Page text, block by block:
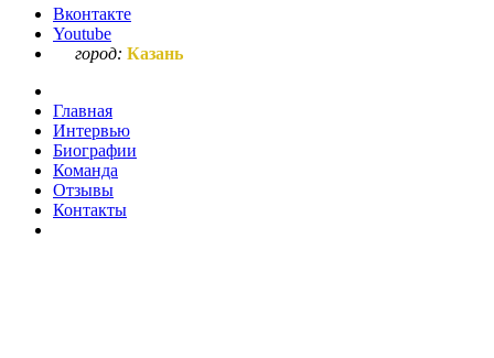
Вконтакте
Youtube
город: Казань
Главная
Интервью
Биографии
Команда
Отзывы
Контакты